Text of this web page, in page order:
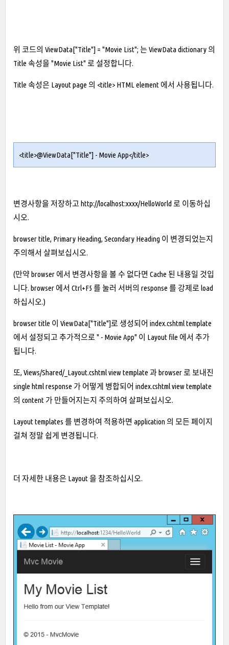
위 코드의 ViewData["Title"] = "Movie List"; 는 ViewData dictionary 의
Title 속성을 "Movie List" 로 설정합니다.
Title 속성은 Layout page 의 <title> HTML element 에서 사용됩니다.
<title>@ViewData["Title"] - Movie App</title>
변경사항을 저장하고 http://localhost:xxxx/HelloWorld 로 이동하십
시오.
browser title, Primary Heading, Secondary Heading 이 변경되었는지
주의해서 살펴보십시오.
(만약 browser 에서 변경사항을 볼 수 없다면 Cache 된 내용일 것입
니다. browser 에서 Ctrl+F5 를 눌러 서버의 response 를 강제로 load
하십시오.)
browser title 이 ViewData["Title"]로 생성되어 index.cshtml template
에서 설정되고 추가적으로 " - Movie App" 이 Layout file 에서 추가
됩니다.
또, Views/Shared/_Layout.cshtml view template 과 browser 로 보내진
single html response 가 어떻게 병합되어 index.cshtml view template
의 content 가 만들어지는지 주의하여 살펴보십시오.
Layout templates 를 변경하여 적용하면 application 의 모든 페이지
걸쳐 정말 쉽게 변경됩니다.
더 자세한 내용은 Layout 을 참조하십시오.